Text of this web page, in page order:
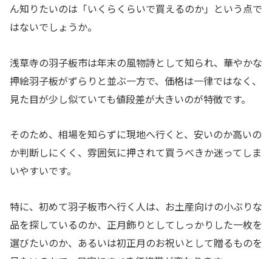
ん知りたいのは「いくらくらいで買えるのか」という点で
はないでしょうか。
浅草寺の羽子板市は年末の風物詩として知られ、華やかな
押絵羽子板がずらりと並ぶ一方で、価格は一律ではなく、
見た目が少し似ていても値段差が大きいのが特徴です。
そのため、相場を知らずに現地へ行くと、安いのか高いの
か判断しにくく、雰囲気に押されて買うべきか迷ってしま
いやすいです。
特に、初めて羽子板市へ行く人は、お土産向けの小ぶりな
品を探しているのか、正月飾りとしてしっかりした一枚を
選びたいのか、あるいは初正月のお祝いとして贈るものを